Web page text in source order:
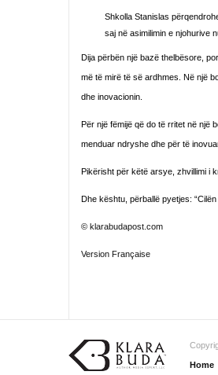
Shkolla Stanislas
saj në asimilimin e njohurive
Dija përbën një bazë thelbësore,
më të mirë të së ardhmes. Në një
dhe inovacionin.
Për një fëmijë që do të rritet në një
menduar ndryshe dhe për të
Pikërisht për këtë arsye, zhvillimi i
Dhe kështu, përballë pyetjes:
© klarabudapost.com
Version Française
Home